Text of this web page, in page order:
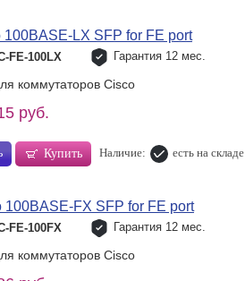
LX SFP for FE port
FE-100LX Гарантия 12 мес.
коммутаторов Cisco
руб.
Купить Наличие: есть на складе
FX SFP for FE port
FE-100FX Гарантия 12 мес.
коммутаторов Cisco